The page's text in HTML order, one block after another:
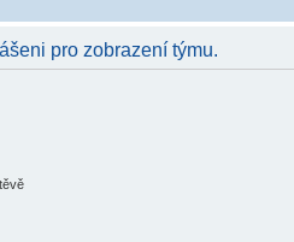
pro zobrazení týmu.